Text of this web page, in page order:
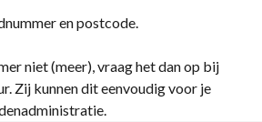
en postcode.
niet (meer), vraag het dan op bij
Zij kunnen dit eenvoudig voor je